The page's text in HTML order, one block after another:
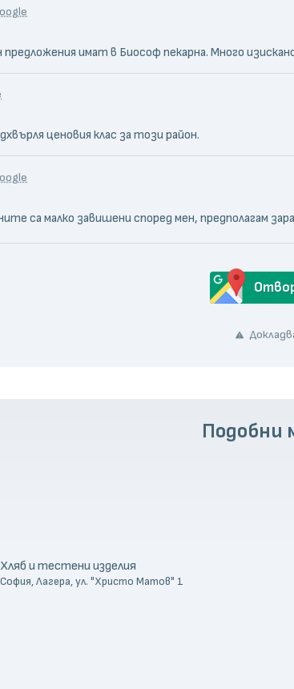
предложения имат в Биософ пекарна. Много
ценовия клас за този район.
са малко завишени според мен, предполагам
Подобни
Хляб и тестени изделия
София, Лагера, ул. "Христо Матов" 1